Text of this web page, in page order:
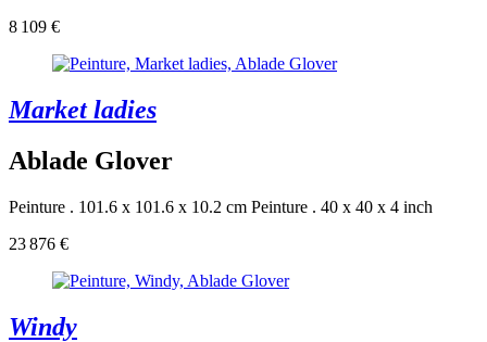
8 109 €
Market ladies
Ablade Glover
Peinture . 101.6 x 101.6 x 10.2 cm Peinture . 40 x 40 x 4 inch
23 876 €
Windy